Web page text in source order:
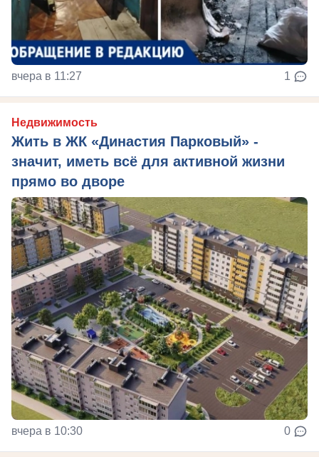
вчера в 11:27 1
Недвижимость
Жить в ЖК «Династия Парковый» -
значит, иметь всё для активной жизни
прямо во дворе
вчера в 10:30 0